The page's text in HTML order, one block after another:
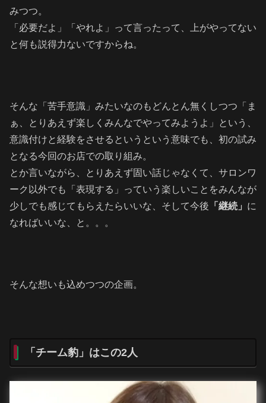
みつつ。
「必要だよ」「やれよ」って言ったって、上がやってない
と何も説得力ないですからね。
そんな「苦手意識」みたいなのもどんとん無くしつつ「ま
ぁ、とりあえず楽しくみんなでやってみようよ」という、
意識付けと経験をさせるというという意味でも、初の試み
となる今回のお店での取り組み。
とか言いながら、とりあえず固い話じゃなくて、サロンワ
ーク以外でも「表現する」っていう楽しいことをみんなが
少しでも感じてもらえたらいいな、そして今後 「継続」 に
なればいいな、と。。。
そんな想いも込めつつの企画。
「チーム豹」はこの2人